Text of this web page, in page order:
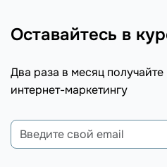
Оставайтесь в
Два раза в месяц получайте
интернет-маркетингу